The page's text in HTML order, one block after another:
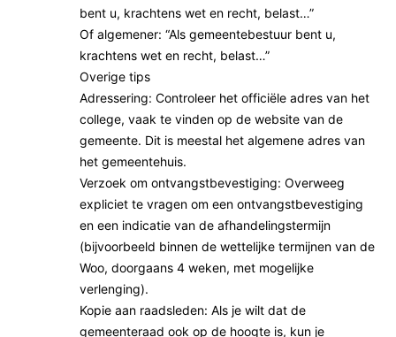
bent u, krachtens wet en recht, belast…”
Of algemener: “Als gemeentebestuur bent u,
krachtens wet en recht, belast…”
Overige tips
Adressering: Controleer het officiële adres van het
college, vaak te vinden op de website van de
gemeente. Dit is meestal het algemene adres van
het gemeentehuis.
Verzoek om ontvangstbevestiging: Overweeg
expliciet te vragen om een ontvangstbevestiging
en een indicatie van de afhandelingstermijn
(bijvoorbeeld binnen de wettelijke termijnen van de
Woo, doorgaans 4 weken, met mogelijke
verlenging).
Kopie aan raadsleden: Als je wilt dat de
gemeenteraad ook op de hoogte is, kun je